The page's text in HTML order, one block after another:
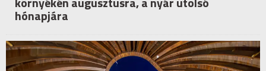
hónapjára